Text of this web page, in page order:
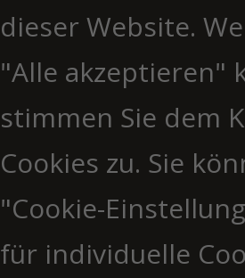
dieser Website.
"Alle akzeptieren"
stimmen Sie dem
Cookies zu. Sie
"Cookie-
für individuelle